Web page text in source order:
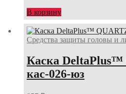
В корзину
Средства защиты головы и
Каска
кас-026-юз